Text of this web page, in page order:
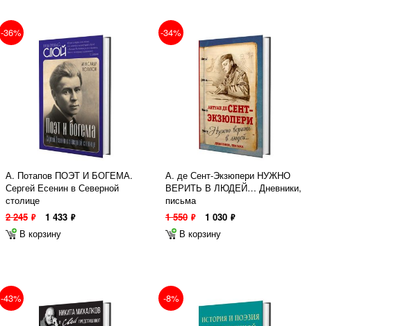
-36%
А. Потапов ПОЭТ И БОГЕМА.
Сергей Есенин в Северной
столице
2 245 ф 1 433 ф
В корзину
-34%
А. де Сент-Экзюпери НУЖНО
ВЕРИТЬ В ЛЮДЕЙ… Дневники,
письма
1 550 ф 1 030 ф
В корзину
-43% -8%